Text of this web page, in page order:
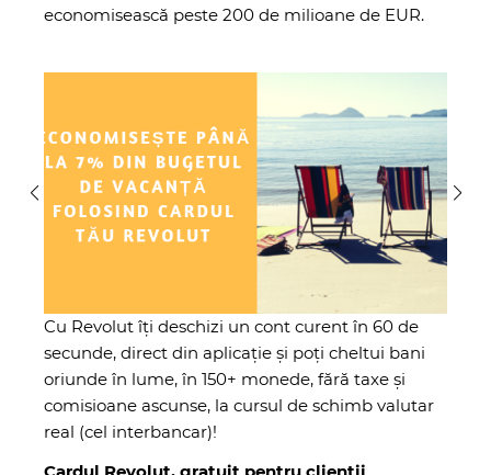
economisească peste 200 de milioane de EUR.
Cu Revolut îți deschizi un cont curent în 60 de
secunde, direct din aplicație și poți cheltui bani
oriunde în lume, în 150+ monede, fără taxe și
comisioane ascunse, la cursul de schimb valutar
real (cel interbancar)!